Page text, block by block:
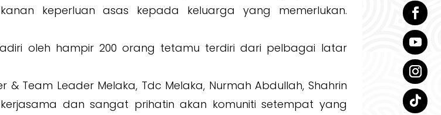
keperluan asas kepada keluarga yang memerlukan.
oleh hampir 200 orang tetamu terdiri dari pelbagai latar
Team Leader Melaka, Tdc Melaka, Nurmah Abdullah, Shahrin
dan sangat prihatin akan komuniti setempat yang